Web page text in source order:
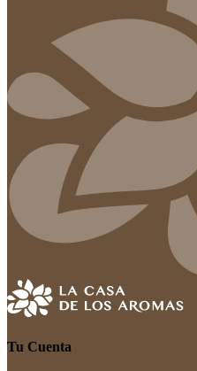
Tu Cuenta